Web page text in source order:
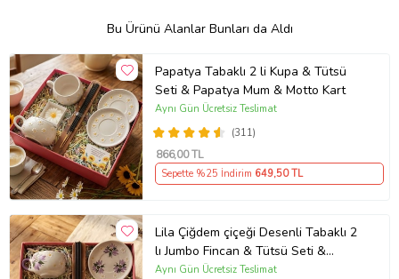
Bu Ürünü Alanlar Bunları da Aldı
Papatya Tabaklı 2 li Kupa & Tütsü
Seti & Papatya Mum & Motto Kart
(311)
Aynı Gün Ücretsiz Teslimat
866,00 TL
Sepette %25 İndirim 649,50 TL
Lila Çiğdem çiçeği Desenli Tabaklı 2
lı Jumbo Fincan & Tütsü Seti &
Papatya Mum &
Aynı Gün Ücretsiz Teslimat